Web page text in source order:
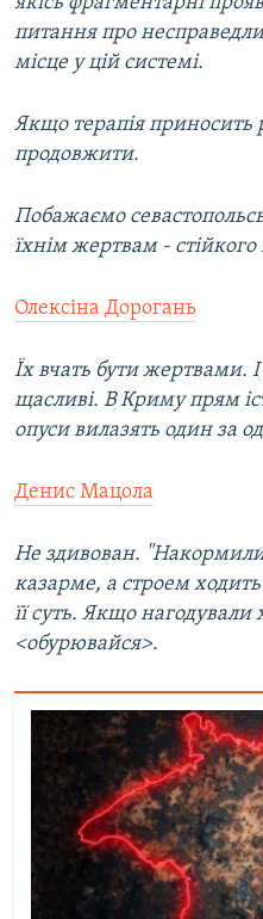
питання про
місце у цій системі.
Якщо терапія приносить
продовжити.
Побажаємо
їхнім жертвам - стійкого
Олексіна Дорогань
Їх вчать бути жертвами.
щасливі. В Криму прям
опуси вилазять один за
Денис Мацола
Не здивован.
казарме, а строем ходить
її суть. Якщо нагодували
<обурювайся>.